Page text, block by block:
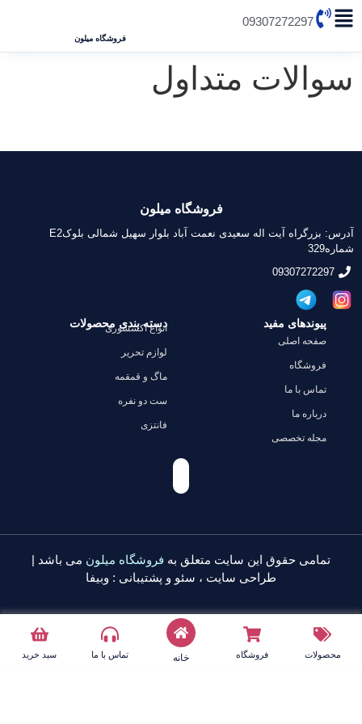
09307272297
فروشگاه میلون
سوالات متداول
دسته بندی محصولات
انواع اکسسوری
لوازم تحریر
ماگ و قمقمه
ست دو نفره
فانتزی
پیوندهای مفید
صفحه اصلی
فروشگاه
تماس با ما
درباره ما
مجله تخصصی
آدرس: بزرگراه آیت اله سعیدی نعمت آباد بلوار سهیل شمالی بلوکE2
شماره329
09307272297
فروشگاه میلون
تمامی حقوق این سایت متعلق به فروشگاه میلون می باشد |
طراحی سایت ، سئو و پشتیبانی : وبیفا
محصولات فروشگاه خانه تماس با ما سبد خرید